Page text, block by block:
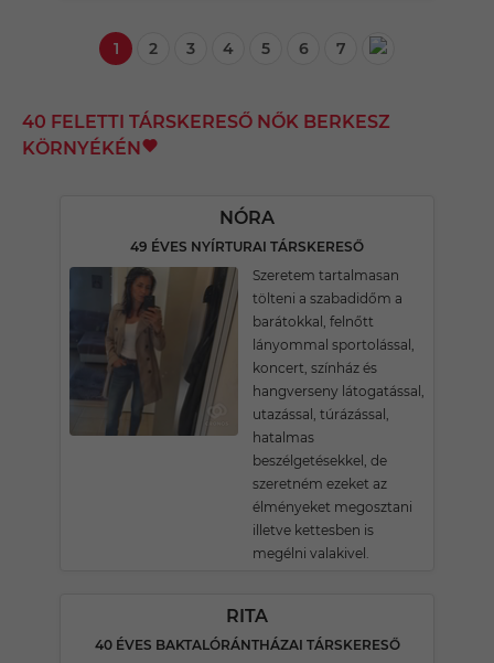
1 2 3 4 5 6 7
40 FELETTI TÁRSKERESŐ NŐK BERKESZ
KÖRNYÉKÉN
NÓRA
49 ÉVES NYÍRTURAI TÁRSKERESŐ
Szeretem tartalmasan
tölteni a szabadidőm a
barátokkal, felnőtt
lányommal sportolással,
koncert, színház és
hangverseny látogatással,
utazással, túrázással,
hatalmas
beszélgetésekkel, de
szeretném ezeket az
élményeket megosztani
illetve kettesben is
megélni valakivel.
RITA
40 ÉVES BAKTALÓRÁNTHÁZAI TÁRSKERESŐ